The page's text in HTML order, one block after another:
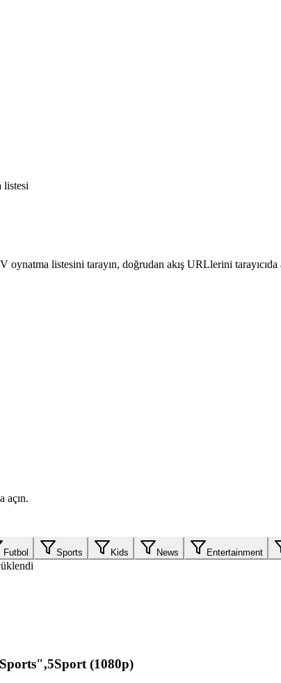
listesi
listesini tarayın, doğrudan akış URLlerini tarayıcıda
açın.
Futbol Sports Kids News Entertainment
(1080p)